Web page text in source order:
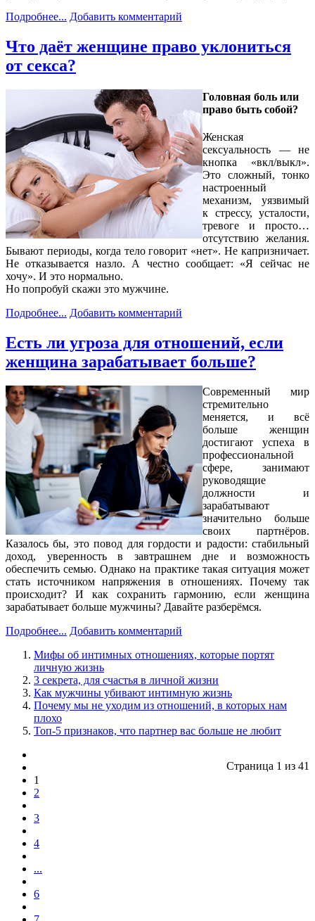
Подробнее... Добавить комментарий
Что даёт женщине право уклониться
от секса?
Головная боль или
право быть собой?
Женская
сексуальность — не
кнопка «вкл/выкл».
Это сложный, тонко
настроенный
механизм, уязвимый
к стрессу, усталости,
тревоге и просто…
отсутствию желания.
Бывают периоды, когда тело говорит «нет». Не капризничает.
Не отказывается назло. А честно сообщает: «Я сейчас не
хочу». И это нормально.
Но попробуй скажи это мужчине.
Подробнее... Добавить комментарий
Есть ли угроза для отношений, если
женщина зарабатывает больше?
Современный мир
стремительно
меняется, и всё
больше женщин
достигают успеха в
профессиональной
сфере, занимают
руководящие
должности и
зарабатывают
значительно больше
своих партнёров.
Казалось бы, это повод для гордости и радости: стабильный
доход, уверенность в завтрашнем дне и возможность
обеспечить семью. Однако на практике такая ситуация может
стать источником напряжения в отношениях. Почему так
происходит? И как сохранить гармонию, если женщина
зарабатывает больше мужчины? Давайте разберёмся.
Подробнее... Добавить комментарий
Мифы об интимных отношениях, которые портят
личную жизнь
3 секрета, для счастья в личной жизни
Как мужчины убивают интимную жизнь
Почему мы не уходим из отношений, в которых нам
плохо
Топ-5 признаков, что партнер вас больше не любит
Страница 1 из 41
1
2
3
4
...
6